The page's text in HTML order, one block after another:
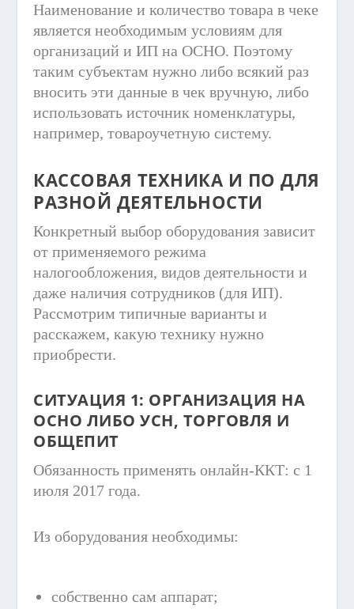
Наименование и количество товара в чеке
является необходимым условиям для
организаций и ИП на ОСНО. Поэтому
таким субъектам нужно либо всякий раз
вносить эти данные в чек вручную, либо
использовать источник номенклатуры,
например, товароучетную систему.
КАССОВАЯ ТЕХНИКА И ПО ДЛЯ
РАЗНОЙ ДЕЯТЕЛЬНОСТИ
Конкретный выбор оборудования зависит
от применяемого режима
налогообложения, видов деятельности и
даже наличия сотрудников (для ИП).
Рассмотрим типичные варианты и
расскажем, какую технику нужно
приобрести.
СИТУАЦИЯ 1: ОРГАНИЗАЦИЯ НА
ОСНО ЛИБО УСН, ТОРГОВЛЯ И
ОБЩЕПИТ
Обязанность применять онлайн-ККТ: с 1
июля 2017 года.
Из оборудования необходимы:
собственно сам аппарат;